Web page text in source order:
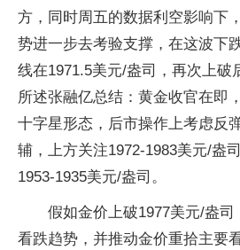
方，同时周五的数据利空影响下
势进一步去考验支撑，在这波下
线在1971.5美元/盎司，再次上破
所述张融亿总结：黄金收官在即
十字星形态，后市操作上考虑反
辅，上方关注1972-1983美元/盎
1953-1935美元/盎司。
假如金价上破1977美元/盎
看跌趋势，并推动金价重拾主要